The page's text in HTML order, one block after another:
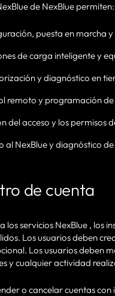
de NexBlue permiten:
puesta en marcha
de carga inteligente y
y diagnóstico en
remoto y programación de
del acceso y los permisos
al NexBlue y diagnóstico
de cuenta
los servicios NexBlue , los
Los usuarios deben
Los usuarios deben
y cualquier actividad
o cancelar cuentas